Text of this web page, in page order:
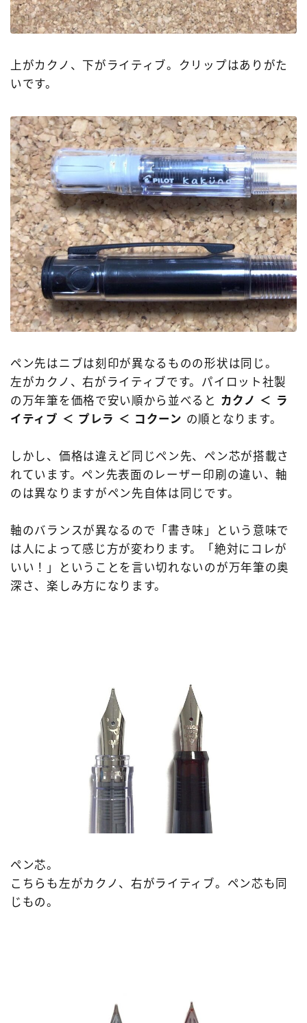
上がカクノ、下がライティブ。クリップはありがた
いです。
ペン先はニブは刻印が異なるものの形状は同じ。
左がカクノ、右がライティブです。パイロット社製
の万年筆を価格で安い順から並べると カクノ ＜ ラ
イティブ ＜ プレラ ＜ コクーン の順となります。
しかし、価格は違えど同じペン先、ペン芯が搭載さ
れています。ペン先表面のレーザー印刷の違い、軸
のは異なりますがペン先自体は同じです。
軸のバランスが異なるので「書き味」という意味で
は人によって感じ方が変わります。「絶対にコレが
いい！」ということを言い切れないのが万年筆の奥
深さ、楽しみ方になります。
ペン芯。
こちらも左がカクノ、右がライティブ。ペン芯も同
じもの。